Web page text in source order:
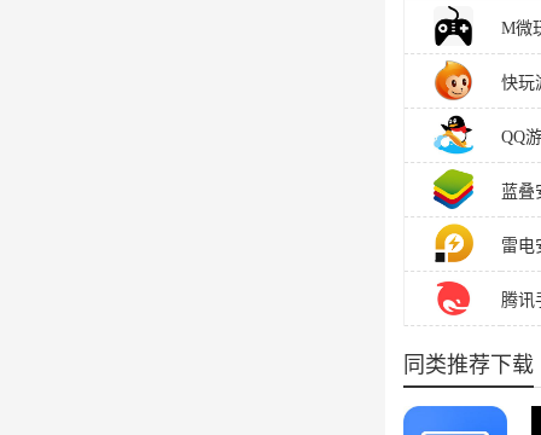
M微
快玩
QQ
蓝叠
雷电
腾讯
同类推荐下载